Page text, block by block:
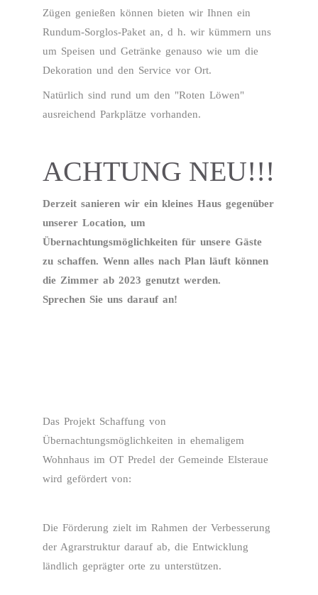
Zügen genießen können bieten wir Ihnen ein
Rundum-Sorglos-Paket an, d h. wir kümmern uns
um Speisen und Getränke genauso wie um die
Dekoration und den Service vor Ort.
Natürlich sind rund um den "Roten Löwen"
ausreichend Parkplätze vorhanden.
ACHTUNG NEU!!!
Derzeit sanieren wir ein kleines Haus gegenüber
unserer Location, um
Übernachtungsmöglichkeiten für unsere Gäste
zu schaffen. Wenn alles nach Plan läuft können
die Zimmer ab 2023 genutzt werden.
Sprechen Sie uns darauf an!
Das Projekt Schaffung von
Übernachtungsmöglichkeiten in ehemaligem
Wohnhaus im OT Predel der Gemeinde Elsteraue
wird gefördert von:
Die Förderung zielt im Rahmen der Verbesserung
der Agrarstruktur darauf ab, die Entwicklung
ländlich geprägter orte zu unterstützen.